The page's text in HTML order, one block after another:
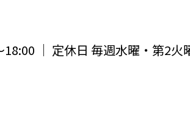
｜ 定休日 毎週水曜・第2火